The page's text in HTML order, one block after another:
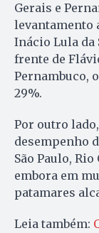
Gerais e
levantamento
Inácio Lula da
frente de
Pernambuco,
29%.
Por outro
desempenho
São Paulo, Rio
embora em
patamares
Leia também: